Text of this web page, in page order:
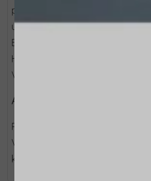
palm van uw hand te laten
uw gezicht, hals en borst tot
Breng vervolgens je gewone
Herhaal deze applicatie 's
Vermijd contact met de ogen.
Actieve ingrediënten:
Retinale, Niacinamide, en de
Vegan en vrij van minerale
kleurstoffen, parabenen en